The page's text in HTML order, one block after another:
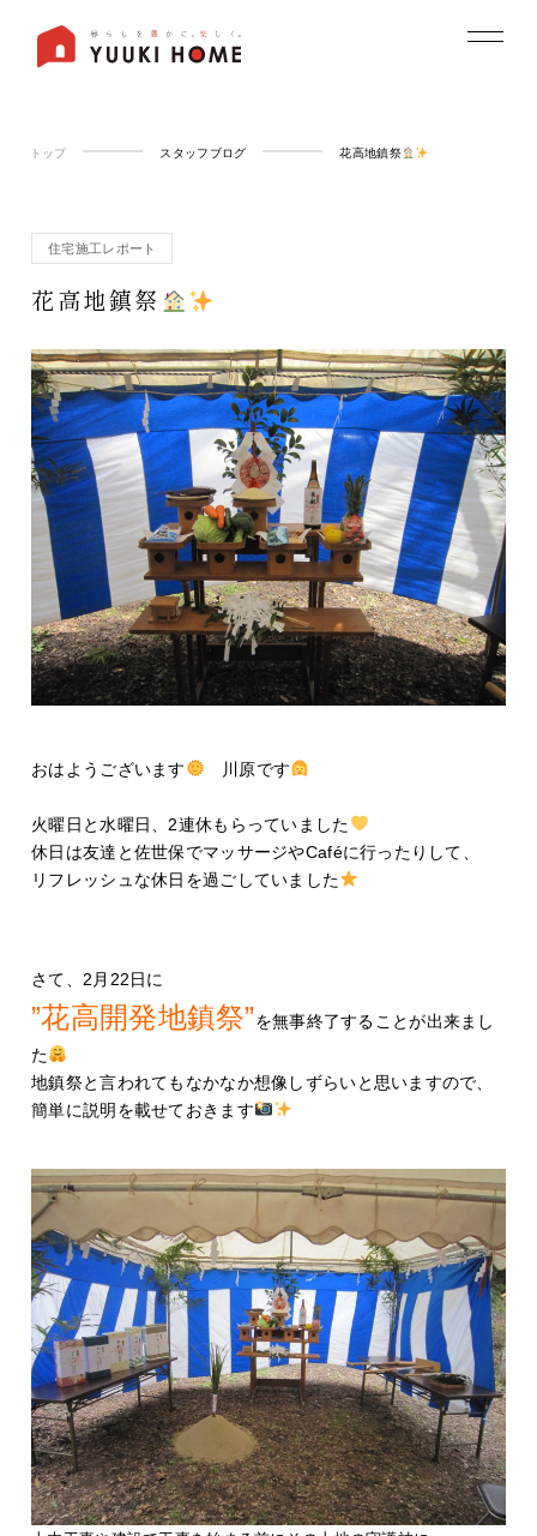
トップ スタッフブログ 花高地鎮祭
住宅施工レポート
花高地鎮祭
おはようございます 川原です
火曜日と水曜日、2連休もらっていました
休日は友達と佐世保でマッサージやCaféに行ったりして、
リフレッシュな休日を過ごしていました
さて、2月22日に
”花高開発地鎮祭”を無事終了することが出来まし
た
地鎮祭と言われてもなかなか想像しずらいと思いますので、
簡単に説明を載せておきます